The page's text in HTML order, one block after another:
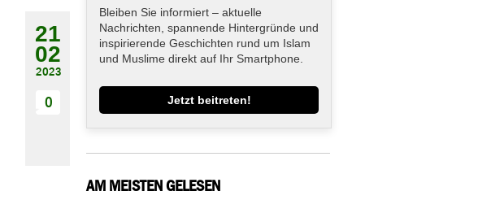
21
02
2023
0
Bleiben Sie informiert – aktuelle
Nachrichten, spannende Hintergründe und
inspirierende Geschichten rund um Islam
und Muslime direkt auf Ihr Smartphone.
Jetzt beitreten!
AM MEISTEN GELESEN